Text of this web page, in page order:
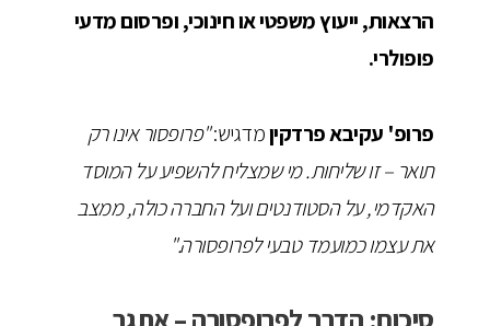
הרצאות, ייעוץ משפטי או חינוכי, ופרסום מדעי
פופולרי.
פרופ' עקיבא פרדקיןמדגיש:"פרופסור אינו רק
תואר – זו שליחות. מי שמצליח להשפיע על המוסד
האקדמי, על הסטודנטים ועל החברה כולה, ממצב
את עצמו כמועמד טבעי לפרופסורה."